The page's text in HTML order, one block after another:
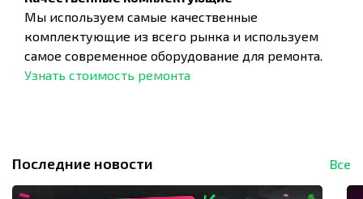
Мы используем самые качественные
комплектующие из всего рынка и используем
самое современное оборудование для ремонта.
Узнать стоимость ремонта
Последние новости Все